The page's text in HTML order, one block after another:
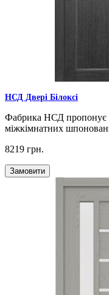
НСД Двері Білоксі
Фабрика НСД пропонує
міжкімнатних
8219 грн.
Замовити